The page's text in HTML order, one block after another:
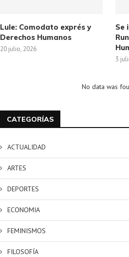
Lule: Comodato exprés y
Derechos Humanos
20 julio, 2026
Se
3
No data was
CATEGORÍAS
ACTUALIDAD
ARTES
DEPORTES
ECONOMIA
FEMINISMOS
FILOSOFÍA